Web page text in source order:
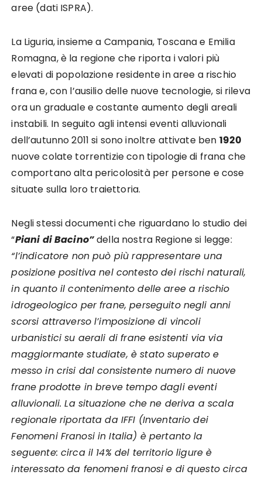
aree (dati ISPRA).
La Liguria, insieme a Campania, Toscana e Emilia
Romagna, è la regione che riporta i valori più
elevati di popolazione residente in aree a rischio
frana e, con l’ausilio delle nuove tecnologie, si rileva
ora un graduale e costante aumento degli areali
instabili. In seguito agli intensi eventi alluvionali
dell’autunno 2011 si sono inoltre attivate ben 1920
nuove colate torrentizie con tipologie di frana che
comportano alta pericolosità per persone e cose
situate sulla loro traiettoria.
Negli stessi documenti che riguardano lo studio dei
“Piani di Bacino”della nostra Regione si legge:
“l’indicatore non può più rappresentare una
posizione positiva nel contesto dei rischi naturali,
in quanto il contenimento delle aree a rischio
idrogeologico per frane, perseguito negli anni
scorsi attraverso l’imposizione di vincoli
urbanistici su aerali di frane esistenti via via
maggiormante studiate, è stato superato e
messo in crisi dal consistente numero di nuove
frane prodotte in breve tempo dagli eventi
alluvionali. La situazione che ne deriva a scala
regionale riportata da IFFI (Inventario dei
Fenomeni Franosi in Italia) è pertanto la
seguente: circa il 14% del territorio ligure è
interessato da fenomeni franosi e di questo circa